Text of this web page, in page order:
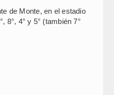
de Monte, en el estadio
8°, 4° y 5° (también 7°